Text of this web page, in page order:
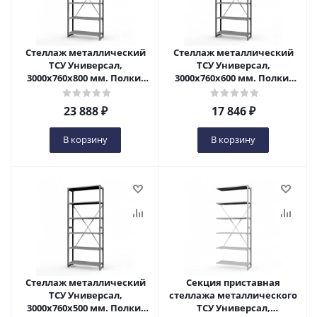
Стеллаж металлический
ТСУ Универсал,
3000x760x800 мм. Полки:
метал. перф. усил. 6 шт. в
23 888₽
В корзину
Стеллаж металлический
ТСУ Универсал,
3000x760x600 мм. Полки:
метал. 6 шт. в Пензе
17 846₽
В корзину
Стеллаж металлический
ТСУ Универсал,
3000x760x500 мм. Полки:
Секция приставная
стеллажа металлического
ТСУ Универсал,